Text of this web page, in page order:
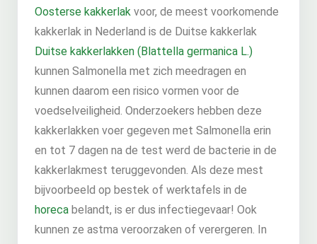
Oosterse kakkerlak voor, de meest voorkomende
kakkerlak in Nederland is de Duitse kakkerlak
Duitse kakkerlakken (Blattella germanica L.)
kunnen Salmonella met zich meedragen en
kunnen daarom een risico vormen voor de
voedselveiligheid. Onderzoekers hebben deze
kakkerlakken voer gegeven met Salmonella erin
en tot 7 dagen na de test werd de bacterie in de
kakkerlakmest teruggevonden. Als deze mest
bijvoorbeeld op bestek of werktafels in de
horeca belandt, is er dus infectiegevaar! Ook
kunnen ze astma veroorzaken of verergeren. In